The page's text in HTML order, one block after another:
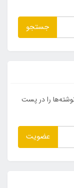
جستجو
را در پست
عضویت